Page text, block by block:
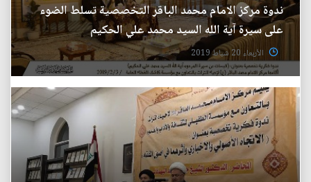
ندوة مركز الامام محمد الباقر التخصصية تسلط الضوء
على سيرة آية الله السيد محمد علي الحكيم
الأربعاء 20 شباط 2019